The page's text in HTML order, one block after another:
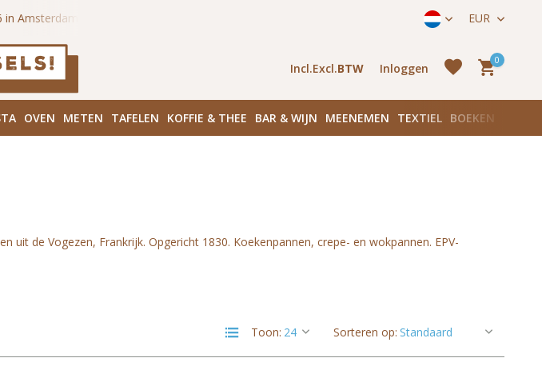
Hoofddorpplein (Haarlemmermeerstraat 171) in Amsterdam Zuid EUR
Incl.Excl.BTW Inloggen
Account
aanmaken
0
OVEN METEN TAFELEN KOFFIE & THEE BAR & WIJN MEENEMEN TEXTIEL BOEKEN
uit de Vogezen, Frankrijk. Opgericht 1830. Koekenpannen, crepe- en wokpannen. EPV-
Toon: Sorteren op: